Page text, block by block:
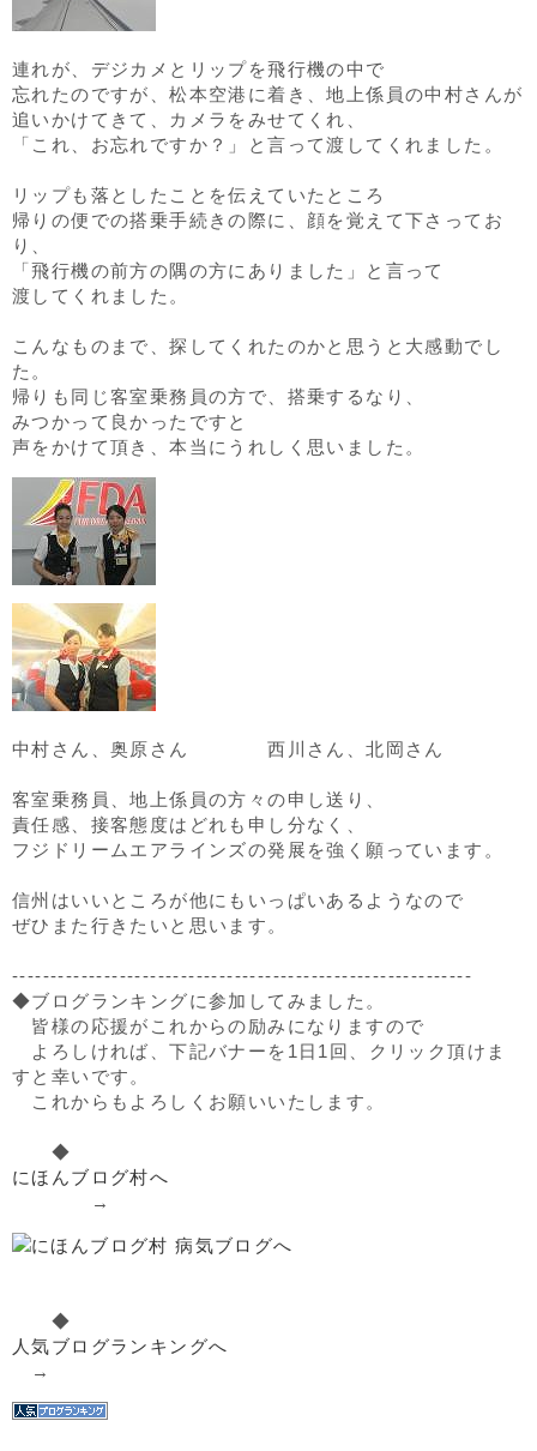
連れが、デジカメとリップを飛行機の中で
忘れたのですが、松本空港に着き、地上係員の中村さんが
追いかけてきて、カメラをみせてくれ、
「これ、お忘れですか？」と言って渡してくれました。
リップも落としたことを伝えていたところ
帰りの便での搭乗手続きの際に、顔を覚えて下さってお
り、
「飛行機の前方の隅の方にありました」と言って
渡してくれました。
こんなものまで、探してくれたのかと思うと大感動でし
た。
帰りも同じ客室乗務員の方で、搭乗するなり、
みつかって良かったですと
声をかけて頂き、本当にうれしく思いました。
中村さん、奥原さん 西川さん、北岡さん
客室乗務員、地上係員の方々の申し送り、
責任感、接客態度はどれも申し分なく、
フジドリームエアラインズの発展を強く願っています。
信州はいいところが他にもいっぱいあるようなので
ぜひまた行きたいと思います。
------------------------------------------------------------
◆ブログランキングに参加してみました。
皆様の応援がこれからの励みになりますので
よろしければ、下記バナーを1日1回、クリック頂けま
すと幸いです。
これからもよろしくお願いいたします。
◆
にほんブログ村へ
→
◆
人気ブログランキングへ
→